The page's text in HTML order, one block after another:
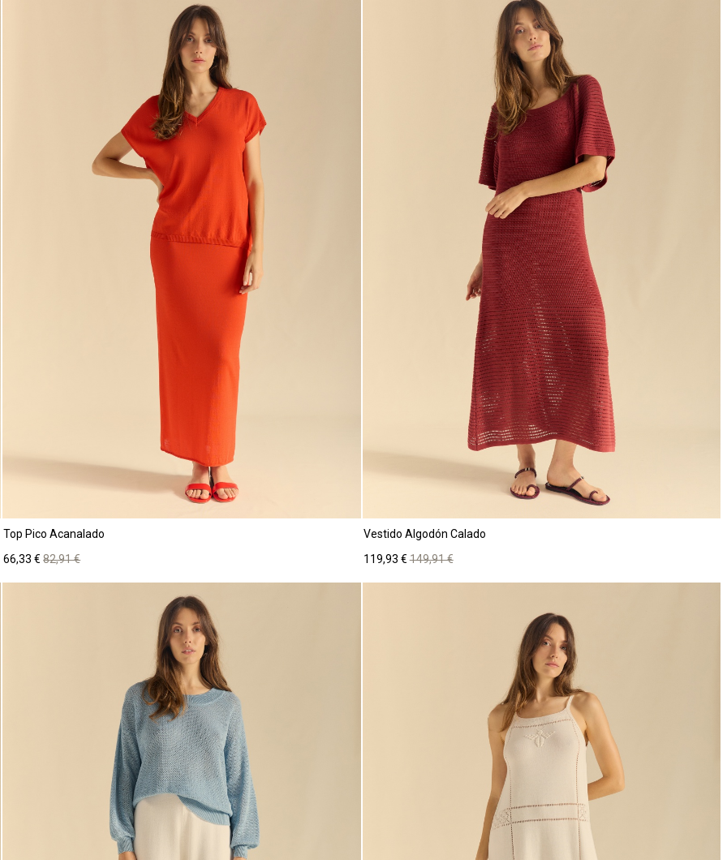
Top Pico Acanalado
Precio
66,33 € Precio
base
82,91 €
Vestido Algodón Calado
Precio
119,93 €Precio
base
149,91 €